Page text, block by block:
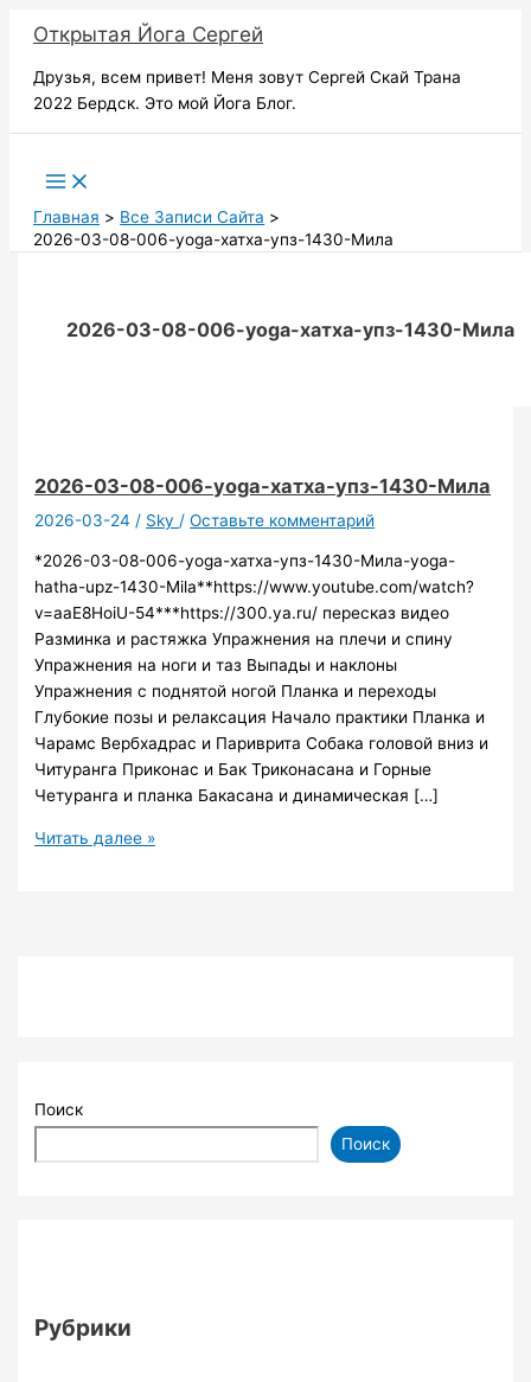
содержимому
Открытая Йога Сергей
Друзья, всем привет! Меня зовут Сергей Скай Трана
2022 Бердск. Это мой Йога Блог.
Главная
Все Записи Сайта
2026-03-08-006-yoga-хатха-упз-1430-Мила
2026-03-08-006-yoga-хатха-упз-1430-Мила
2026-03-08-006-yoga-хатха-упз-1430-Мила
2026-03-24 / Sky /Оставьте комментарий
*2026-03-08-006-yoga-хатха-упз-1430-Мила-yoga-
hatha-upz-1430-Mila**https://www.youtube.com/watch?
v=aaE8HoiU-54***https://300.ya.ru/ пересказ видео
Разминка и растяжка Упражнения на плечи и спину
Упражнения на ноги и таз Выпады и наклоны
Упражнения с поднятой ногой Планка и переходы
Глубокие позы и релаксация Начало практики Планка и
Чарамс Вербхадрас и Париврита Собака головой вниз и
Читуранга Приконас и Бак Триконасана и Горные
Четуранга и планка Бакасана и динамическая […]
2026-
Читать далее »
Поиск
Поиск
Рубрики